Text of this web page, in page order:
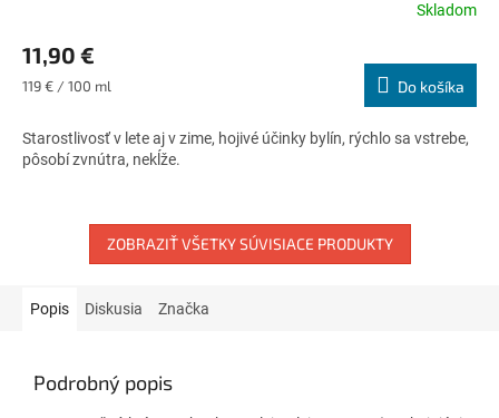
produktu
5,0
5
hviezdičiek.
Skladom
11,90 €
Jednotková
119 € / 100 ml Do košíka
Starostlivosť v lete aj v zime, hojivé účinky bylín, rýchlo sa vstrebe,
pôsobí zvnútra, nekĺže.
ZOBRAZIŤ VŠETKY SÚVISIACE PRODUKTY
Popis Diskusia Značka
Podrobný popis